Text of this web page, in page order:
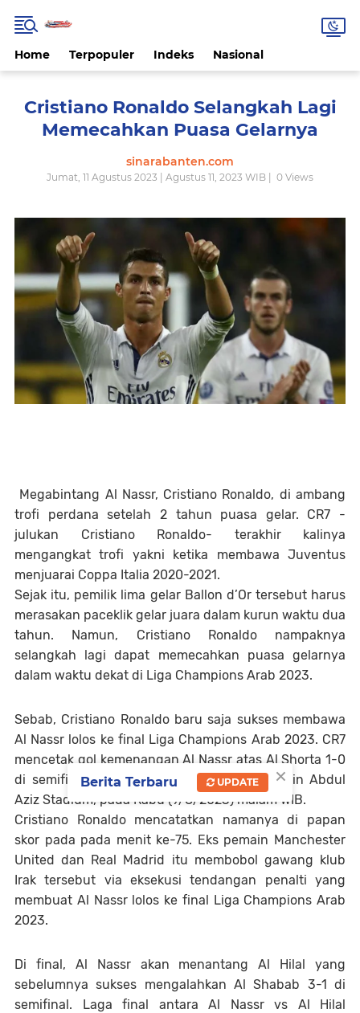
Home Terpopuler Indeks Nasional
Cristiano Ronaldo Selangkah Lagi
Memecahkan Puasa Gelarnya
sinarabanten.com
Jumat, 11 Agustus 2023 | Agustus 11, 2023 WIB | 0 Views
Megabintang Al Nassr, Cristiano Ronaldo, di ambang
trofi perdana setelah 2 tahun puasa gelar. CR7 -
julukan Cristiano Ronaldo- terakhir kalinya
mengangkat trofi yakni ketika membawa Juventus
menjuarai Coppa Italia 2020-2021.
Sejak itu, pemilik lima gelar Ballon d’Or tersebut harus
merasakan paceklik gelar juara dalam kurun waktu dua
tahun. Namun, Cristiano Ronaldo nampaknya
selangkah lagi dapat memecahkan puasa gelarnya
dalam waktu dekat di Liga Champions Arab 2023.
Sebab, Cristiano Ronaldo baru saja sukses membawa
Al Nassr lolos ke final Liga Champions Arab 2023. CR7
mencetak gol kemenangan Al Nassr atas Al Shorta 1-0
di semifinal yang digelar di Prince Sultan bin Abdul
Aziz Stadium, pada Rabu (9/8/2023) malam WIB.
Cristiano Ronaldo mencatatkan namanya di papan
skor pada pada menit ke-75. Eks pemain Manchester
United dan Real Madrid itu membobol gawang klub
Irak tersebut via eksekusi tendangan penalti yang
membuat Al Nassr lolos ke final Liga Champions Arab
2023.
Di final, Al Nassr akan menantang Al Hilal yang
sebelumnya sukses mengalahkan Al Shabab 3-1 di
semifinal. Laga final antara Al Nassr vs Al Hilal
×
Berita Terbaru UPDATE